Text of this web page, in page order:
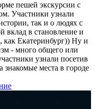
пешей экскурсии с
Участники узнали
так и о людях с
вклад в становление и
как Екатеринбург)) Ну и
- много общего или
узнали посетив
знакомые места в городе